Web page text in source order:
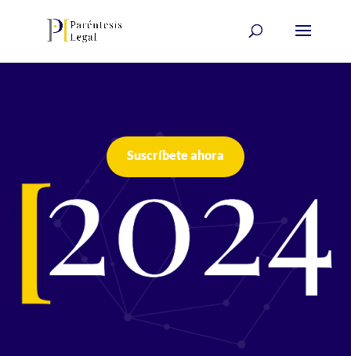
Suscríbete ahora